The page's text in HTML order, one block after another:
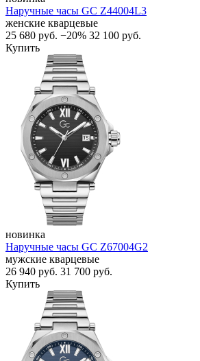
Наручные часы GC Z44004L3
женские кварцевые
25 680 руб. −20% 32 100 руб.
Купить
новинка
Наручные часы GC Z67004G2
мужские кварцевые
26 940 руб. 31 700 руб.
Купить